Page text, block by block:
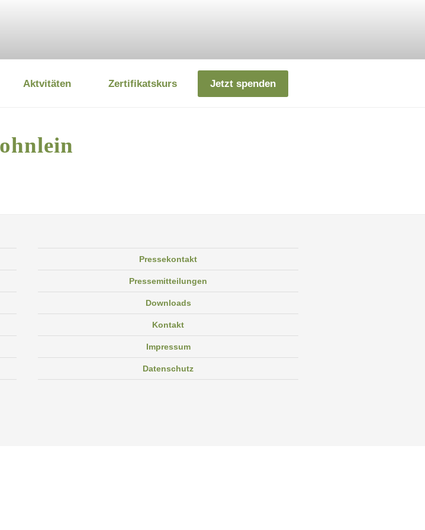
Aktvitäten Zertifikatskurs Jetzt spenden
Pressekontakt
Pressemitteilungen
Downloads
Kontakt
Impressum
Datenschutz